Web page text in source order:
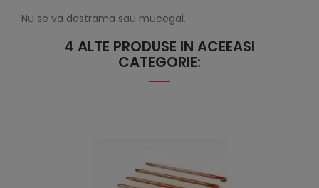
Nu se va destrama sau mucegai.
4 ALTE PRODUSE IN ACEEASI
CATEGORIE: